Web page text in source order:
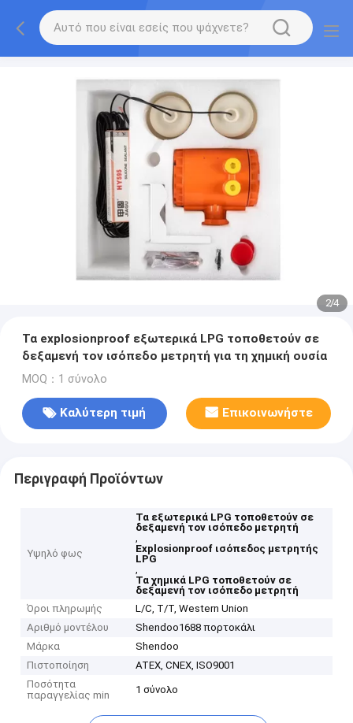
2/4
Τα explosionproof εξωτερικά LPG τοποθετούν σε
δεξαμενή τον ισόπεδο μετρητή για τη χημική ουσία
MOQ：1 σύνολο
Καλύτερη τιμή Επικοινωνήστε
Περιγραφή Προϊόντων
Υψηλό φως
Τα εξωτερικά LPG τοποθετούν σε
δεξαμενή τον ισόπεδο μετρητή
,
Explosionproof ισόπεδος μετρητής
LPG
,
Τα χημικά LPG τοποθετούν σε
δεξαμενή τον ισόπεδο μετρητή
Όροι πληρωμής
L/C, T/T, Western Union
Αριθμό μοντέλου
Shendoo1688 πορτοκάλι
Μάρκα
Shendoo
Πιστοποίηση
ATEX, CNEX, ISO9001
Ποσότητα
παραγγελίας min
1 σύνολο